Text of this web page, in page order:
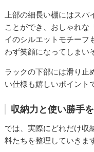
上部の細長い棚にはスパ
ことができ、おしゃれな
イのシルエットモチーフ
わず笑顔になってしまい
ラックの下部には滑り止
い仕様も嬉しいポイント
収納力と使い勝手
では、実際にどれだけ収
料たちを整理していきま